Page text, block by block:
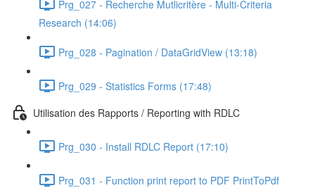
Prg_027 - Recherche Mutlicritère - Multi-Criteria
Research (14:06)
Prg_028 - Pagination / DataGridView (13:18)
Prg_029 - Statistics Forms (17:48)
Utilisation des Rapports / Reporting with RDLC
Prg_030 - Install RDLC Report (17:10)
Prg_031 - Function print report to PDF PrintToPdf